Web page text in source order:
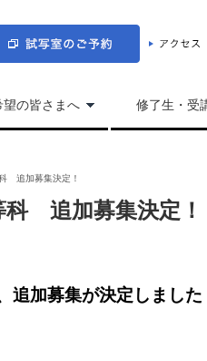
望の皆さまへ 修了生・受
追加募集決定！
科 追加募集決定！
追加募集が決定しました